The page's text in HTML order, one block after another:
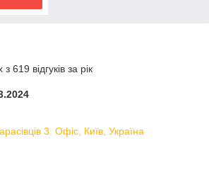
619 відгуків за рік
3. Офіс, Київ, Україна